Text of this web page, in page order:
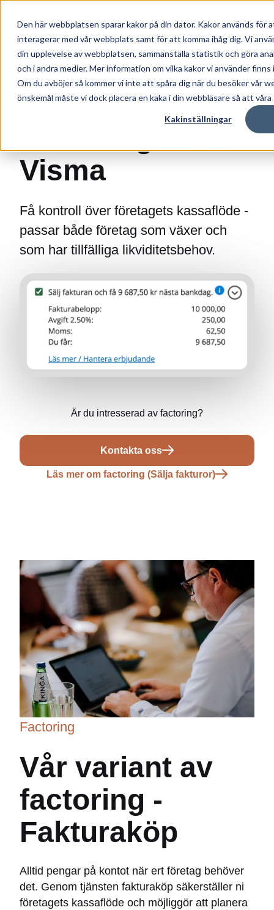
Den här webbplatsen sparar kakor på din dator. Kakor används för
interagerar med vår webbplats samt för att komma ihåg dig. Vi
din upplevelse av webbplatsen, sammanställa statistik och göra
och i andra medier. Mer information om vilka kakor vi använder finns
Om du avböjer så kommer vi inte att spåra dig när du besöker vår
önskemål måste vi dock placera en kaka i din webbläsare så att
Kakinställningar
Factoring
Visma
Få kontroll över företagets kassaflöde -
passar både företag som växer och
som har tillfälliga likviditetsbehov.
Är du intresserad av factoring?
Kontakta oss
Läs mer om factoring (Sälja fakturor)
Factoring
Vår variant av
factoring -
Fakturaköp
Alltid pengar på kontot när ert företag behöver
det. Genom tjänsten fakturaköp säkerställer ni
företagets kassaflöde och möjliggör att planera